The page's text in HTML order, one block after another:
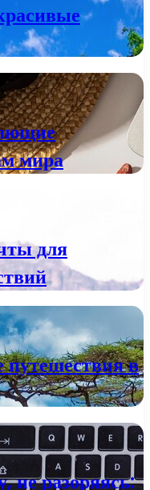
мира
для
в
не разоряясь: